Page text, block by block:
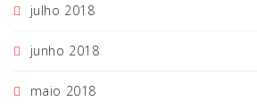
julho 2018
junho 2018
maio 2018